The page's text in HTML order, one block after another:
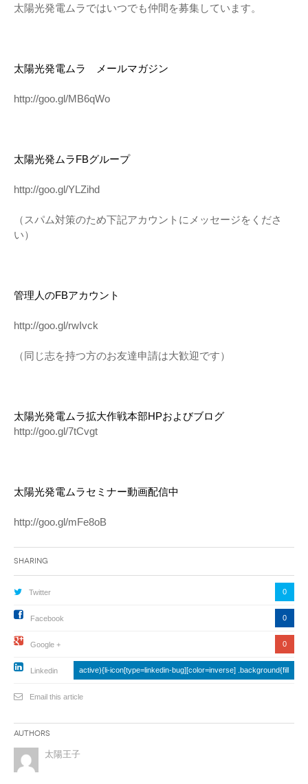
太陽光発電ムラではいつでも仲間を募集しています。
太陽光発電ムラ メールマガジン
http://goo.gl/MB6qWo
太陽光発ムラFBグループ
http://goo.gl/YLZihd
（スパム対策のため下記アカウントにメッセージをくださ
い）
管理人のFBアカウント
http://goo.gl/rwIvck
（同じ志を持つ方のお友達申請は大歓迎です）
太陽光発電ムラ拡大作戦本部HPおよびブログ
http://goo.gl/7tCvgt
太陽光発電ムラセミナー動画配信中
http://goo.gl/mFe8oB
Sharing
Twitter 0
Facebook 0
Google + 0
Linkedin active){li-icon[type=linkedin-bug][color=inverse] .background{fill
Email this article
Authors
太陽王子